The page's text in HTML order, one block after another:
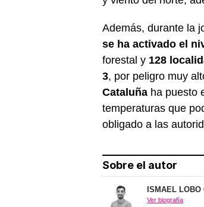
Además, durante la
se ha activado el
forestal y 128
3, por peligro muy
Cataluña ha puesto
temperaturas que
obligado a las
Sobre el autor
ISMAEL LOBO
Ver biografía